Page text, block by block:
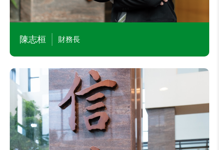
陳志桓 財務長
本公司發言人及公司治理主管
本公司之子公司信義開發股份有限公司等 董事或
主要學經歷
鼎翰科技股份有限公司財務長/發言人/公司治理主
管